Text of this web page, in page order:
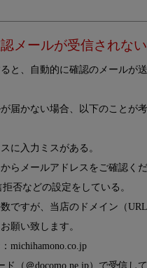
認メールが受信されない
と、自動的に確認のメールが
届かない場合、以下のことが
に入力ミスがある。
らメールアドレスをご確認くだ
拒否などの設定をしている。
ですが、当店のドメイン（
願い致します。
ド（＠docomo.ne.jp）で受信し